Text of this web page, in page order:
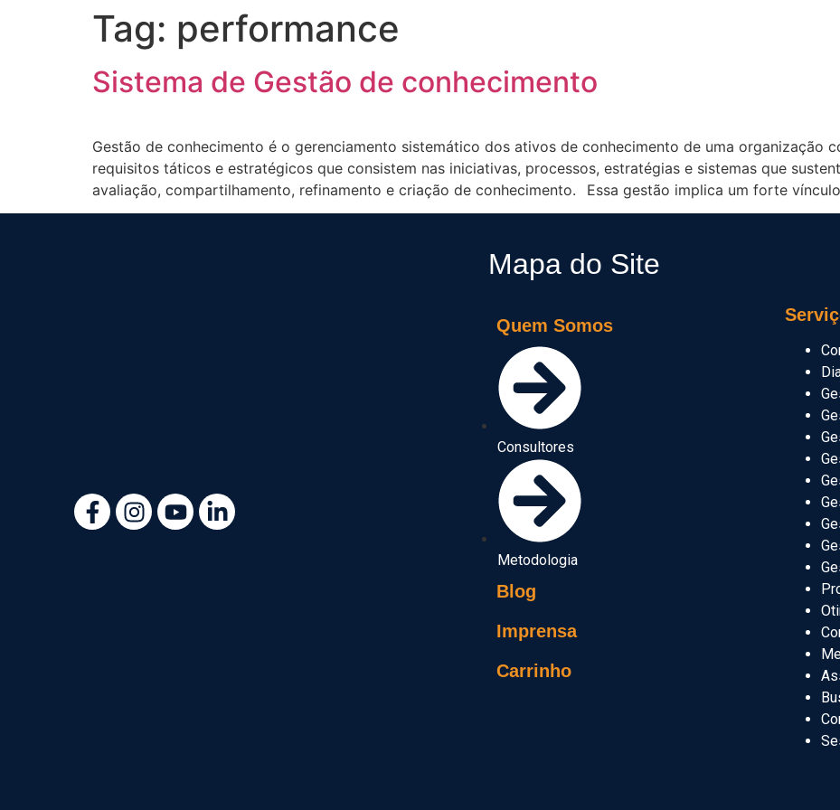
Tag: performance
Sistema de Gestão de conhecimento
Gestão de conhecimento é o gerenciamento sistemático dos ativos de conhecimento de uma organização
requisitos táticos e estratégicos que consistem nas iniciativas, processos, estratégias e sistemas que
avaliação, compartilhamento, refinamento e criação de conhecimento.⠀Essa gestão implica um forte
Mapa do Site
Quem Somos
Consultores
Metodologia
Blog
Imprensa
Carrinho